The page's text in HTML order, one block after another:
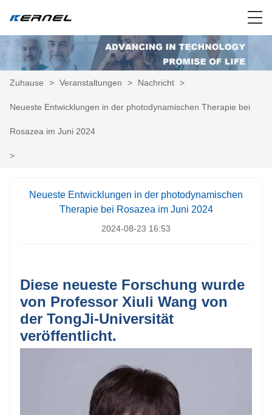
Zuhause > Veranstaltungen > Nachricht >
Neueste Entwicklungen in der photodynamischen Therapie bei
Rosazea im Juni 2024
>
Neueste Entwicklungen in der photodynamischen
Therapie bei Rosazea im Juni 2024
2024-08-23 16:53
Diese neueste Forschung wurde
von Professor Xiuli Wang von
der TongJi-Universität
veröffentlicht.